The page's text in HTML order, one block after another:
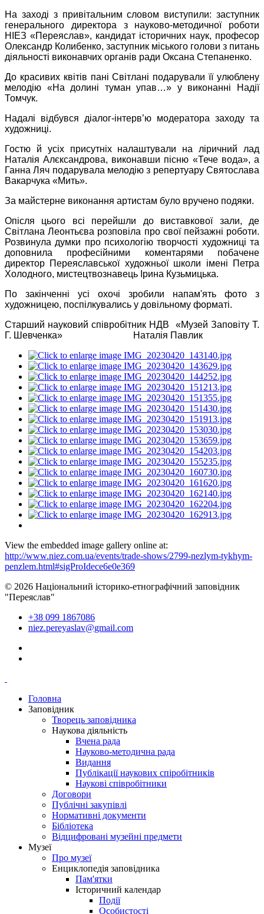
На заході з привітальним словом виступили: заступник
генерального директора з науково-методичної роботи
НІЕЗ «Переяслав», кандидат історичних наук, професор
Олександр Колибенко, заступник міського голови з питань
діяльності виконавчих органів ради Оксана Степаненко.
До красивих квітів пані Світлані подарували її улюблену
мелодію «На долині туман упав…» у виконанні Надії
Томчук.
Надалі відбувся діалог-інтерв’ю модератора заходу та
художниці.
Гостю й усіх присутніх налаштували на ліричний лад
Наталія Алєксандрова, виконавши пісню «Тече вода», а
Ганна Ляч подарувала мелодію з репертуару Святослава
Вакарчука «Мить».
За майстерне виконання артистам було вручено подяки.
Опісля цього всі перейшли до виставкової зали, де
Світлана Леонтьєва розповіла про свої пейзажні роботи.
Розвинула думки про психологію творчості художниці та
доповнила професійними коментарями побачене
директор Переяславської художньої школи імені Петра
Холодного, мистецтвознавець Ірина Кузьмицька.
По закінченні усі охочі зробили напам'ять фото з
художницею, поспілкувались у довільному форматі.
Старший науковий співробітник НДВ «Музей Заповіту Т.
Г. Шевченка» Наталія Павлик
View the embedded image gallery online at:
http://www.niez.com.ua/events/trade-shows/2799-nezlym-tykhym-
penzlem.html#sigProIdece6e0e369
© 2026 Національний історико-етнографічний заповідник
"Переяслав"
+38 099 1867086
niez.pereyaslav@gmail.com
Головна
Заповідник
Творець заповідника
Наукова діяльність
Вчена рада
Науково-методична рада
Видання
Публікації наукових спіробітників
Наукові співробітники
Договори
Публічні закупівлі
Нормативні документи
Бібліотека
Відцифровані музейні предмети
Музеї
Про музеї
Енциклопедія заповідника
Пам'ятки
Історичний календар
Події
Особистості